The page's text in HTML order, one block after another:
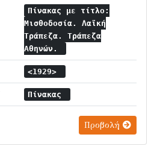
Πίνακας με τίτλο:
Μισθοδοσία. Λαϊκή
Τράπεζα. Τράπεζα
Αθηνών.
<1929>
Πίνακας
Προβολή